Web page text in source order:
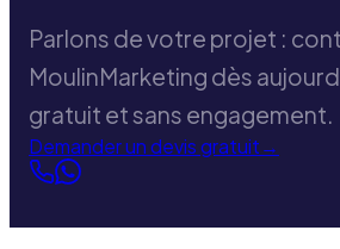
Parlons de votre projet :
MoulinMarketing dès
gratuit et sans engagement.
Demander un devis gratuit→